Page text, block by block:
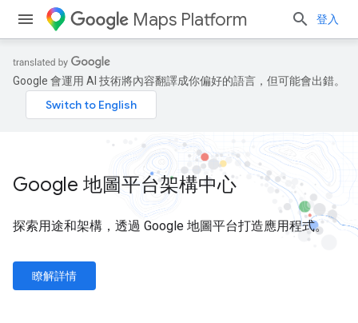
Maps Platform 登入
Google 會運用 AI 技術將內容翻譯成你偏好的語言，但可能會出錯。
Google 地圖平台架構中心
探索用途和架構，透過 Google 地圖平台打造應用程式。
瞭解詳情